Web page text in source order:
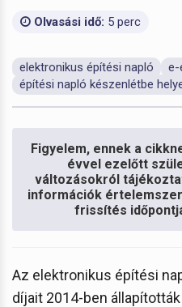
Olvasási idő: 5 perc
elektronikus építési napló
e-
építési napló készenlétbe
Figyelem, ennek a
évvel ezelőtt
változásokról
információk
frissítés
Az elektronikus építési
díjait 2014-ben